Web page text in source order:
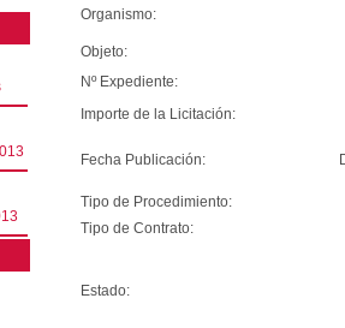
Organismo:
Objeto:
Nº Expediente:
Importe de la Licitación:
Fecha Publicación:
Tipo de Procedimiento:
Tipo de Contrato:
Estado: